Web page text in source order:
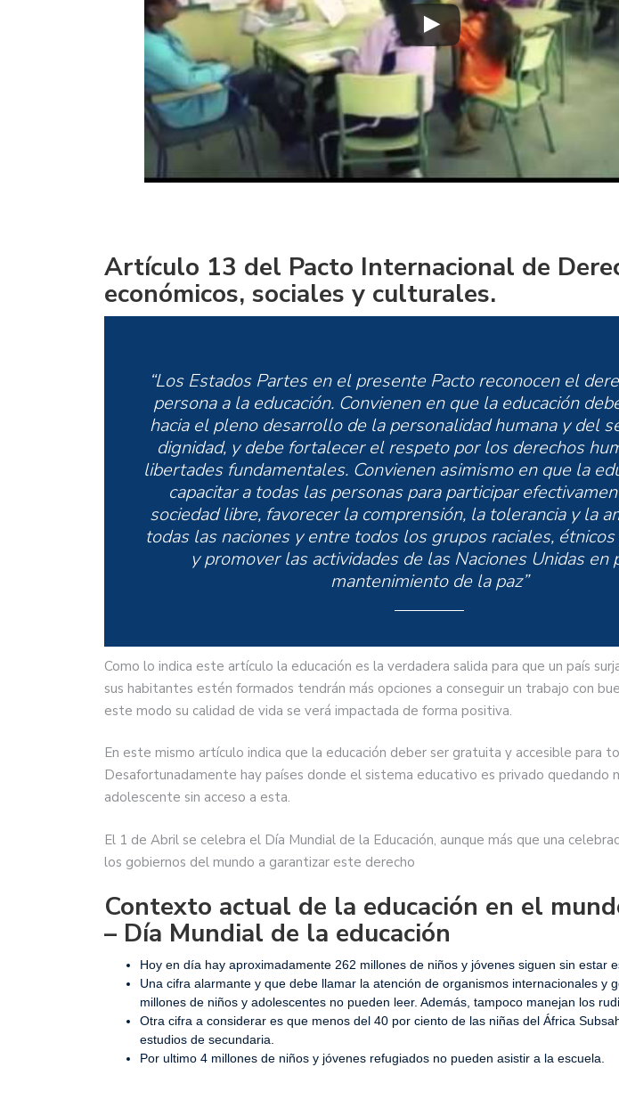
Artículo 13 del Pacto Internacional de
económicos, sociales y culturales.
“Los Estados Partes en el presente Pacto reconocen el
persona a la educación. Convienen en que la educación
hacia el pleno desarrollo de la personalidad humana y del
dignidad, y debe fortalecer el respeto por los derechos
libertades fundamentales. Convienen asimismo en que la
capacitar a todas las personas para participar
sociedad libre, favorecer la comprensión, la tolerancia y la
todas las naciones y entre todos los grupos raciales,
y promover las actividades de las Naciones Unidas en
mantenimiento de la paz”
Como lo indica este artículo la educación es la verdadera salida para que un país
sus habitantes estén formados tendrán más opciones a conseguir un trabajo con
este modo su calidad de vida se verá impactada de forma positiva.
En este mismo artículo indica que la educación deber ser gratuita y accesible para
Desafortunadamente hay países donde el sistema educativo es privado quedando
adolescente sin acceso a esta.
El 1 de Abril se celebra el Día Mundial de la Educación, aunque más que una
los gobiernos del mundo a garantizar este derecho
Contexto actual de la educación en el
– Día Mundial de la educación
Hoy en día hay aproximadamente 262 millones de niños y jóvenes siguen sin estar
Una cifra alarmante y que debe llamar la atención de organismos internacionales y
millones de niños y adolescentes no pueden leer. Además, tampoco manejan los
Otra cifra a considerar es que menos del 40 por ciento de las niñas del África
estudios de secundaria.
Por ultimo 4 millones de niños y jóvenes refugiados no pueden asistir a la escuela.